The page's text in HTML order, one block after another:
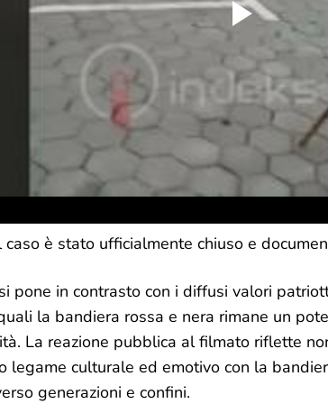
caso è stato ufficialmente chiuso e
pone in contrasto con i diffusi valori
la bandiera rossa e nera rimane un
La reazione pubblica al filmato riflette
legame culturale ed emotivo con la
generazioni e confini.